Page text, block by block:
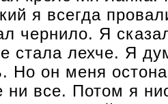
я всегда
чернило. Я
стала лехче. Я
Но он меня
ни все. Потом я